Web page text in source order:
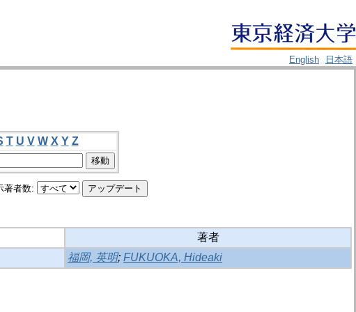
English
日本語
T U V W X Y Z
著者数:
著者
福岡, 英明; FUKUOKA, Hideaki